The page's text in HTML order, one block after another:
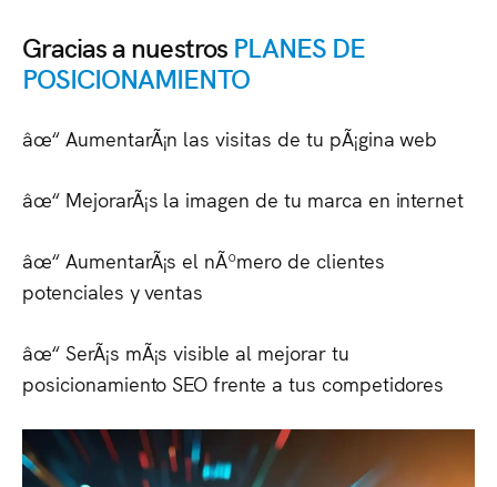
Gracias a nuestros PLANES DE
POSICIONAMIENTO
âœ“ AumentarÃ¡n las visitas de tu pÃ¡gina web
âœ“ MejorarÃ¡s la imagen de tu marca en internet
âœ“ AumentarÃ¡s el nÃºmero de clientes
potenciales y ventas
âœ“ SerÃ¡s mÃ¡s visible al mejorar tu
posicionamiento SEO frente a tus competidores